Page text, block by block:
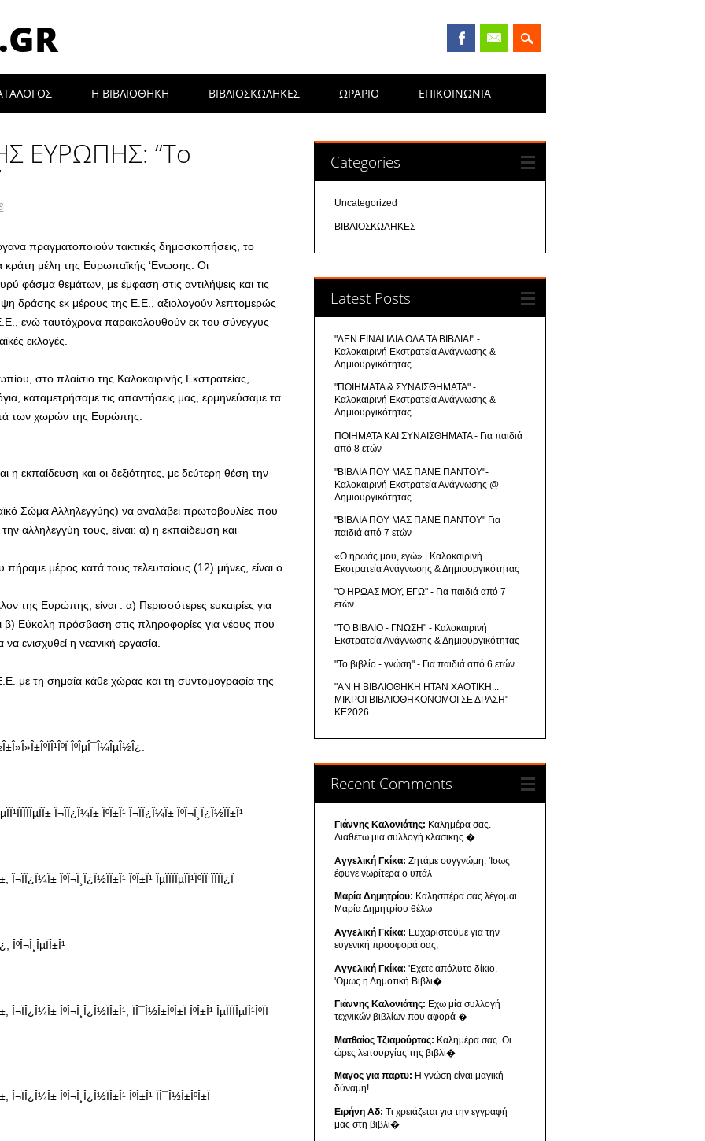
Η ΒΙΒΛΙΟΘΉΚΗ ΒΙΒΛΙΟΣΚΩΛΗΚΕΣ ΩΡΑΡΙΟ ΕΠΙΚΟΙΝΩΝΊΑ
ΕΥΡΩΠΗΣ: “Το
πραγματοποιούν τακτικές δημοσκοπήσεις, το
μέλη της Ευρωπαϊκής ‘Ενωσης. Οι
φάσμα θεμάτων, με έμφαση στις αντιλήψεις και τις
δράσης εκ μέρους της Ε.Ε., αξιολογούν λεπτομερώς
ενώ ταυτόχρονα παρακολουθούν εκ του σύνεγγυς
εκλογές.
στο πλαίσιο της Καλοκαιρινής Εκστρατείας,
καταμετρήσαμε τις απαντήσεις μας, ερμηνεύσαμε τα
των χωρών της Ευρώπης.
η εκπαίδευση και οι δεξιότητες, με δεύτερη θέση την
Σώμα Αλληλεγγύης) να αναλάβει πρωτοβουλίες που
αλληλεγγύη τους, είναι: α) η εκπαίδευση και
μέρος κατά τους τελευταίους (12) μήνες, είναι ο
της Ευρώπης, είναι : α) Περισσότερες ευκαιρίες για
β) Εύκολη πρόσβαση στις πληροφορίες για νέους που
ενισχυθεί η νεανική εργασία.
με τη σημαία κάθε χώρας και τη συντομογραφία της
Categories
Uncategorized
ΒΙΒΛΙΟΣΚΩΛΗΚΕΣ
Latest Posts
"ΔΕΝ ΕΙΝΑΙ ΙΔΙΑ ΟΛΑ ΤΑ ΒΙΒΛΙΑ!" -
Καλοκαιρινή Εκστρατεία Ανάγνωσης &
Δημιουργικότητας
"ΠΟΙΗΜΑΤΑ & ΣΥΝΑΙΣΘΗΜΑΤΑ" -
Καλοκαιρινή Εκστρατεία Ανάγνωσης &
Δημιουργικότητας
ΠΟΙΗΜΑΤΑ ΚΑΙ ΣΥΝΑΙΣΘΗΜΑΤΑ - Για παιδιά
από 8 ετών
"ΒΙΒΛΙΑ ΠΟΥ ΜΑΣ ΠΑΝΕ ΠΑΝΤΟΥ"-
Καλοκαιρινή Εκστρατεία Ανάγνωσης @
Δημιουργικότητας
"ΒΙΒΛΙΑ ΠΟΥ ΜΑΣ ΠΑΝΕ ΠΑΝΤΟΥ" Για
παιδιά από 7 ετών
«Ο ήρωάς μου, εγώ» | Καλοκαιρινή
Εκστρατεία Ανάγνωσης & Δημιουργικότητας
"Ο ΗΡΩΑΣ ΜΟΥ, ΕΓΩ" - Για παιδιά από 7
ετών
"ΤΟ ΒΙΒΛΙΟ - ΓΝΩΣΗ" - Καλοκαιρινή
Εκστρατεία Ανάγνωσης & Δημιουργικότητας
"Το βιβλίο - γνώση" - Για παιδιά από 6 ετών
"ΑΝ Η ΒΙΒΛΙΟΘΗΚΗ ΗΤΑΝ ΧΑΟΤΙΚΗ...
ΜΙΚΡΟΙ ΒΙΒΛΙΟΘΗΚΟΝΟΜΟΙ ΣΕ ΔΡΑΣΗ" -
ΚΕ2026
Recent Comments
Γιάννης Καλονιάτης: Καλημέρα σας.
Διαθέτω μία συλλογή κλασικής �
Αγγελική Γκίκα: Ζητάμε συγγνώμη. 'Ισως
έφυγε νωρίτερα ο υπάλ
Μαρία Δημητρίου: Καλησπέρα σας λέγομαι
Μαρία Δημητρίου θέλω
Αγγελική Γκίκα: Ευχαριστούμε για την
ευγενική προσφορά σας,
Αγγελική Γκίκα: 'Εχετε απόλυτο δίκιο.
'Ομως η Δημοτική Βιβλι�
Γιάννης Καλονιάτης: Εχω μία συλλογή
τεχνικών βιβλίων που αφορά �
Ματθαίος Τζιαμούρτας: Καλημέρα σας. Οι
ώρες λειτουργίας της βιβλι�
Μαγος για παρτυ: Η γνώση είναι μαγική
δύναμη!
Ειρήνη Αδ: Τι χρειάζεται για την εγγραφή
μας στη βιβλι�